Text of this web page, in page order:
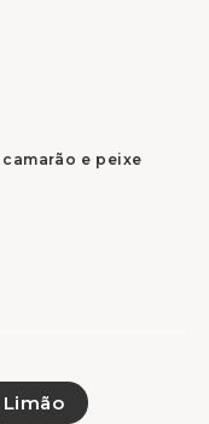
e peixe
Limão